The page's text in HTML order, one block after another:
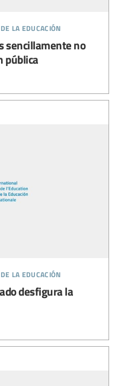
la educación
sencillamente no
pública
la educación
desfigura la